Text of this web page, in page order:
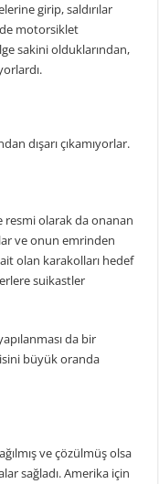
girip, saldırılar
motorsiklet
sakini olduklarından,
dışarı çıkamıyorlar.
resmi olarak da onanan
ve onun emrinden
ait olan karakolları hedef
suikastler
da bir
büyük oranda
ve çözülmüş olsa
sağladı. Amerika için